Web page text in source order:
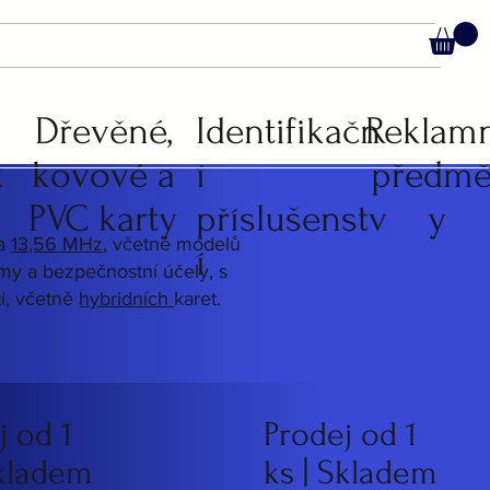
Dřevěné,
kovové a
PVC karty
Identifikačn
í
příslušenstv
í
y
od 1
Prodej od 1
ks | Skladem
13,56 MHz, včetně modelů
a bezpečnostní účely, s
včetně hybridních karet.